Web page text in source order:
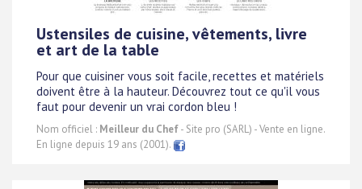
Ustensiles de cuisine, vêtements, livre
et art de la table
Pour que cuisiner vous soit facile, recettes et matériels
doivent être à la hauteur. Découvrez tout ce qu'il vous
faut pour devenir un vrai cordon bleu !
Nom officiel : Meilleur du Chef- Site pro (SARL) - Vente en ligne.
En ligne depuis 19 ans (2001).